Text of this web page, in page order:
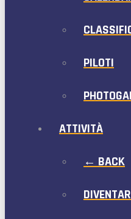
PILOTI
ATTIVITÀ
← BACK